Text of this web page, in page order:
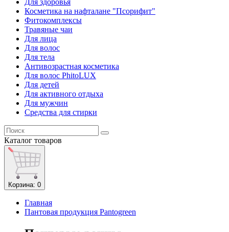
Для здоровья
Косметика на нафталане "Псорифит"
Фитокомплексы
Травяные чаи
Для лица
Для волос
Для тела
Антивозрастная косметика
Для волос PhitoLUX
Для детей
Для активного отдыха
Для мужчин
Средства для стирки
Каталог товаров
Корзина: 0
Главная
Пантовая продукция Pantogreen